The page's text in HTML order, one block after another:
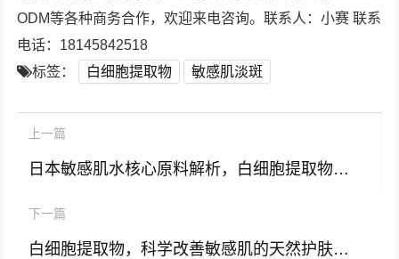
ODM等各种商务合作，欢迎来电咨询。联系人：小赛 联系
电话：18145842518
标签：
白细胞提取物 敏感肌淡斑
上一篇
日本敏感肌水核心原料解析，白细胞提取物的科学价值与护肤应用
下一篇
白细胞提取物，科学改善敏感肌的天然护肤原料解析